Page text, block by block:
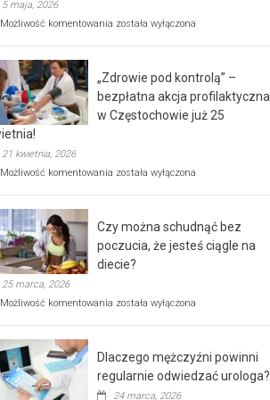
5 maja, 2026
Możliwość komentowania Rusza
rehabilitacji
dla
seniorów!
została wyłączona
„Zdrowie pod kontrolą” –
bezpłatna akcja profilaktyczna
w Częstochowie już 25
21 kwietnia, 2026
Możliwość komentowania „Zdrowie
bezpłatna
akcja
profilaktyczna
w
już
kwietnia!
została wyłączona
Czy można schudnąć bez
poczucia, że jesteś ciągle na
diecie?
25 marca, 2026
Możliwość komentowania Czy
poczucia,
że
została wyłączona
Dlaczego mężczyźni powinni
regularnie odwiedzać urologa?
24 marca, 2026